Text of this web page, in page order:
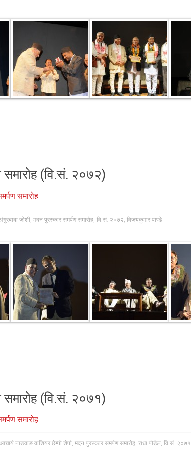
(वि.सं. २०७२)
समारोह
जोशी, मदन पुरस्कार समर्पण समारोह, वि.सं. २०७२, विजयकुमार पाण्डे
(वि.सं. २०७१)
समारोह
आचार्य नाङवाङ वाशियर छेम्पो शेर्पा, मदन पुरस्कार समर्पण समारोह, राधा पौडेल, वि.सं. २०७१